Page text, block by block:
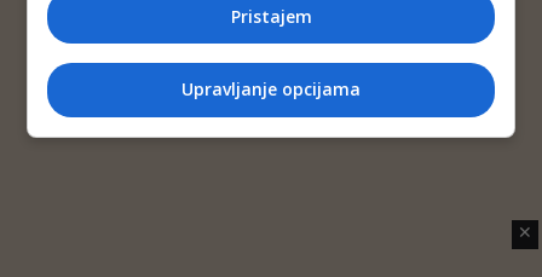
✕
Pristajem
Upravljanje opcijama